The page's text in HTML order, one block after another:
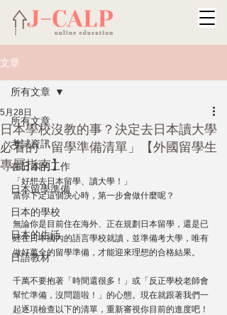
文章
所有文章
考試資訊
在日本的工作
日本留學準備
日本的學校
日本的生活
日語教材
所有文章
日本學校沒教的事？決定去日本讀大學
必看的「留學準備清單」【外國留學生
專屬指南】
5月28日
「好想去日本留學、讀大學！」
當你下定這個決心時，第一步會做什麼呢？
無論你是目前住在海外、正在規劃日本留學，還是已
經在日本國內的語言學校就讀，並準備考大學，唯有
做好萬全的留學準備，才能迎來理想的合格結果。
千萬不要抱著「時間還很多！」或「反正學校老師會
幫忙準備，沒問題啦！」的心態。現在就跟著我們一
起逐項檢查以下的清單，重新審視你目前的進度吧！